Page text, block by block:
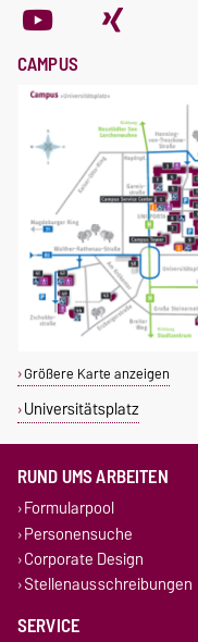
CAMPUS
Größere Karte anzeigen
Universitätsplatz
RUND UMS ARBEITEN
Formularpool
Personensuche
Corporate Design
Stellenausschreibungen
SERVICE